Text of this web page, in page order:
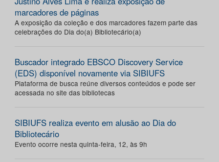
marcadores de páginas
A exposição da coleção e dos marcadores fazem parte das
celebrações do Dia do(a) Bibliotecário(a)
Buscador integrado EBSCO Discovery Service
(EDS) disponível novamente via SIBIUFS
Plataforma de busca reúne diversos conteúdos e pode ser
acessada no site das bibliotecas
SIBIUFS realiza evento em alusão ao Dia do
Bibliotecário
Evento ocorre nesta quinta-feira, 12, às 9h